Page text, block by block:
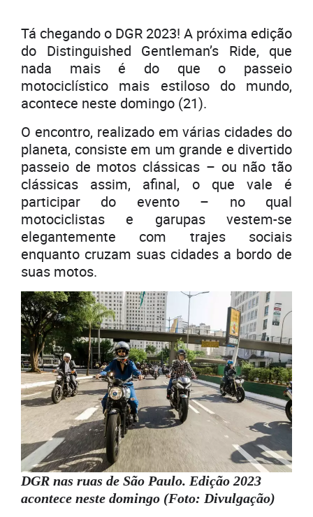
Tá chegando o DGR 2023! A próxima edição
do Distinguished Gentleman’s Ride, que
nada mais é do que o passeio
motociclístico mais estiloso do mundo,
acontece neste domingo (21).
O encontro, realizado em várias cidades do
planeta, consiste em um grande e divertido
passeio de motos clássicas – ou não tão
clássicas assim, afinal, o que vale é
participar do evento – no qual
motociclistas e garupas vestem-se
elegantemente com trajes sociais
enquanto cruzam suas cidades a bordo de
suas motos.
DGR nas ruas de São Paulo. Edição 2023
acontece neste domingo (Foto: Divulgação)